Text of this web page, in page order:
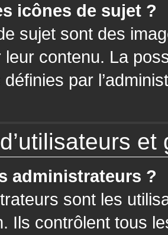
icônes de sujet ?
sujet sont des
leur contenu. La
par
et
administrateurs ?
sont les
Ils contrôlent tous